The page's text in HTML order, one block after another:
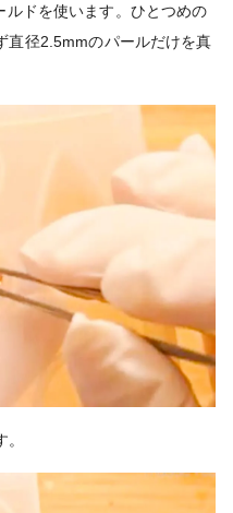
ドを使います。ひとつめの
直径2.5mmのパールだけを真